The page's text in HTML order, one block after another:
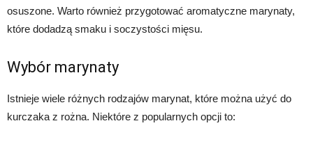
osuszone. Warto również przygotować aromatyczne marynaty,
które dodadzą smaku i soczystości mięsu.
Wybór marynaty
Istnieje wiele różnych rodzajów marynat, które można użyć do
kurczaka z rożna. Niektóre z popularnych opcji to: